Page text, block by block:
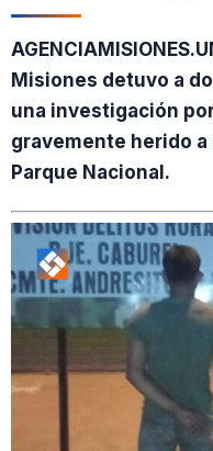
Misiones detuvo a
una investigación
gravemente herido a
Parque Nacional.